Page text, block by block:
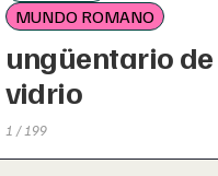
MUNDO ROMANO
ungüentario de
vidrio
1 / 199